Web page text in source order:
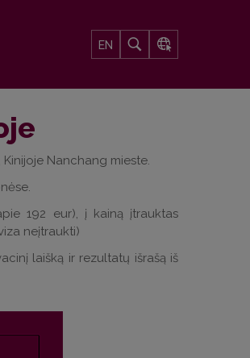
EN
Nanchang mieste.
192 eur), į kainą įtrauktas
neįtraukti)
laišką ir rezultatų išrašą iš